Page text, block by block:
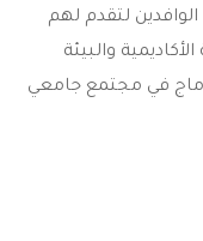
لتقدم لهم
والبيئة
في مجتمع جامعي